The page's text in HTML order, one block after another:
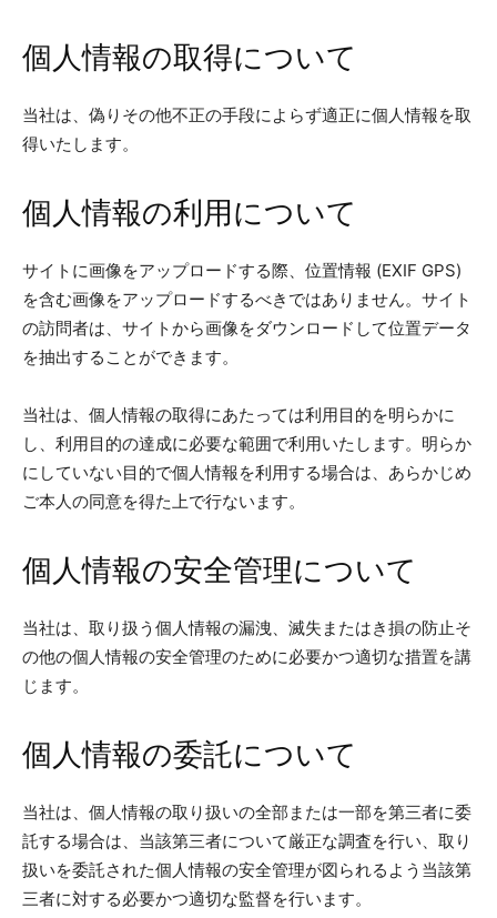
個人情報の取得について
当社は、偽りその他不正の手段によらず適正に個人情報を取
得いたします。
個人情報の利用について
サイトに画像をアップロードする際、位置情報 (EXIF GPS)
を含む画像をアップロードするべきではありません。サイト
の訪問者は、サイトから画像をダウンロードして位置データ
を抽出することができます。
当社は、個人情報の取得にあたっては利用目的を明らかに
し、利用目的の達成に必要な範囲で利用いたします。明らか
にしていない目的で個人情報を利用する場合は、あらかじめ
ご本人の同意を得た上で行ないます。
個人情報の安全管理について
当社は、取り扱う個人情報の漏洩、滅失またはき損の防止そ
の他の個人情報の安全管理のために必要かつ適切な措置を講
じます。
個人情報の委託について
当社は、個人情報の取り扱いの全部または一部を第三者に委
託する場合は、当該第三者について厳正な調査を行い、取り
扱いを委託された個人情報の安全管理が図られるよう当該第
三者に対する必要かつ適切な監督を行います。